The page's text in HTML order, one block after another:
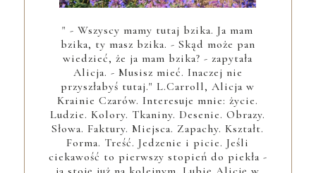
" - Wszyscy mamy tutaj bzika. Ja mam
bzika, ty masz bzika. - Skąd może pan
wiedzieć, że ja mam bzika? - zapytała
Alicja. - Musisz mieć. Inaczej nie
przyszłabyś tutaj." L.Carroll, Alicja w
Krainie Czarów. Interesuje mnie: życie.
Ludzie. Kolory. Tkaniny. Desenie. Obrazy.
Słowa. Faktury. Miejsca. Zapachy. Kształt.
Forma. Treść. Jedzenie i picie. Jeśli
ciekawość to pierwszy stopień do piekła -